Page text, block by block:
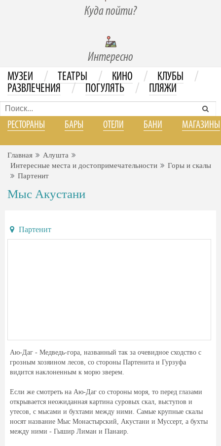
Куда пойти?
Интересно
МУЗЕИ / ТЕАТРЫ / КИНО / КЛУБЫ /
РАЗВЛЕЧЕНИЯ / ПОГУЛЯТЬ / ПЛЯЖИ
РЕСТОРАНЫ БАРЫ ОТЕЛИ БАНИ МАГАЗИНЫ
Главная
Алушта
Интересные места и достопримечательности
Горы и скалы
Партенит
Мыс Акустани
Партенит
Аю-Даг - Медведь-гора, названный так за очевидное сходство с
грозным хозяином лесов, со стороны Партенита и Гурзуфа
видится наклоненным к морю зверем.
Если же смотреть на Аю-Даг со стороны моря, то перед глазами
открывается неожиданная картина суровых скал, выступов и
утесов, с мысами и бухтами между ними. Самые крупные скалы
носят название Мыс Монастырский, Акустани и Муссерт, а бухты
между ними - Гышир Лиман и Панаир.